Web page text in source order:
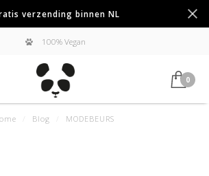
verzending binnen NL
100% Vegan
0
Blog MODEBEURS